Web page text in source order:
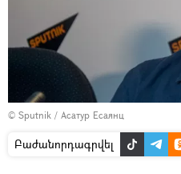
© Sputnik / Асатур Есаянц
Բաժանորդագրվել